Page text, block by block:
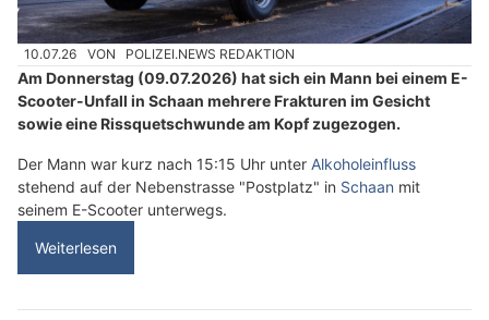
10.07.26 VON POLIZEI.NEWS REDAKTION
Am Donnerstag (09.07.2026) hat sich ein Mann bei einem E-
Scooter-Unfall in Schaan mehrere Frakturen im Gesicht
sowie eine Rissquetschwunde am Kopf zugezogen.
Der Mann war kurz nach 15:15 Uhr unter Alkoholeinfluss
stehend auf der Nebenstrasse "Postplatz" in Schaan mit
seinem E-Scooter unterwegs.
Weiterlesen